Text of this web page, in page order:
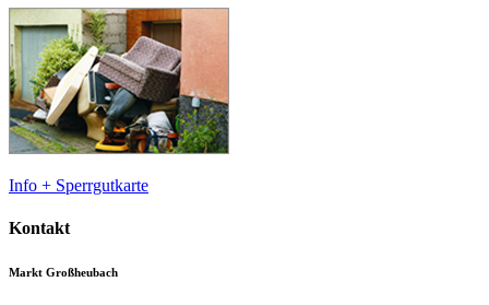
Info + Sperrgutkarte
Kontakt
Markt Großheubach